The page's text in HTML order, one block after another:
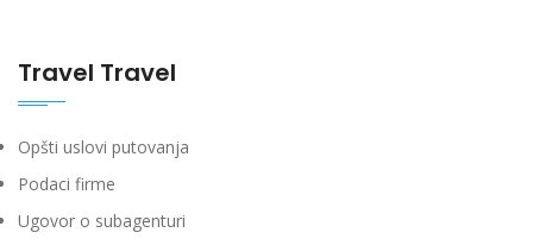
Travel Travel
Opšti uslovi putovanja
Podaci firme
Ugovor o subagenturi